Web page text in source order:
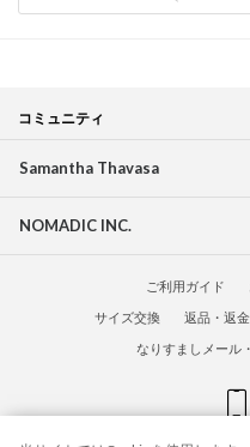
コミュニティ
Samantha Thavasa
NOMADIC INC.
ご利用ガイド
サイズ交換
返品・返金
なりすましメール